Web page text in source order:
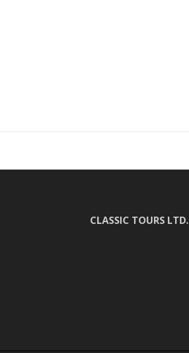
CLASSIC TOURS LTD.